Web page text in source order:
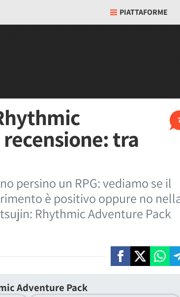
PIATTAFORME
tra
persino un RPG: vediamo se il
è positivo oppure no
Rhythmic Adventure Pack
Adventure Pack